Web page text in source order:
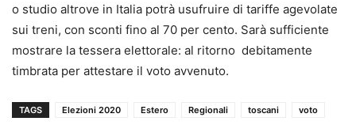
o studio altrove in Italia potrà usufruire di tariffe agevolate
sui treni, con sconti fino al 70 per cento. Sarà sufficiente
mostrare la tessera elettorale: al ritorno debitamente
timbrata per attestare il voto avvenuto.
TAGS Elezioni 2020 Estero Regionali toscani voto